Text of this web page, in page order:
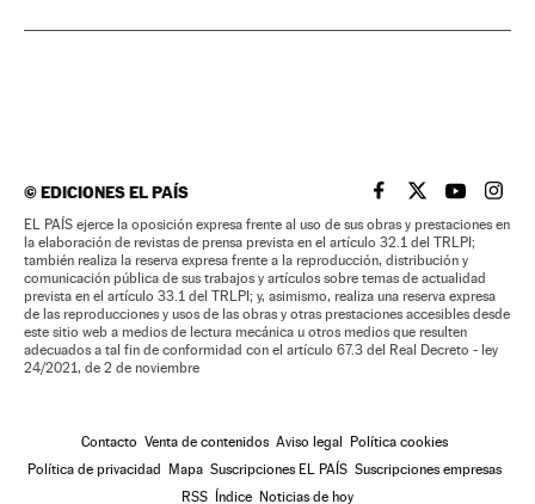
©EDICIONES EL PAÍS EL PAÍS BRASIL EN
EL PAÍSEL PAÍS
EL
EL PAÍS ejerce la oposición expresa frente al uso de sus obras y prestaciones en
la elaboración de revistas de prensa prevista en el artículo 32.1 del TRLPI;
también realiza la reserva expresa frente a la reproducción, distribución y
comunicación pública de sus trabajos y artículos sobre temas de actualidad
prevista en el artículo 33.1 del TRLPI; y, asimismo, realiza una reserva expresa
de las reproducciones y usos de las obras y otras prestaciones accesibles desde
este sitio web a medios de lectura mecánica u otros medios que resulten
adecuados a tal fin de conformidad con el artículo 67.3 del Real Decreto - ley
24/2021, de 2 de noviembre
Contacto Venta de contenidos Aviso legal
Política cookies
Política de privacidad
Mapa Suscripciones EL PAÍS Suscripciones empresas
RSS
Índice Noticias de hoy